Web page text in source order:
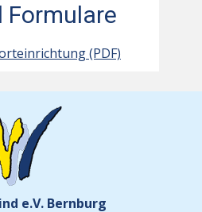
Formulare
(PDF)
e.V. Bernburg